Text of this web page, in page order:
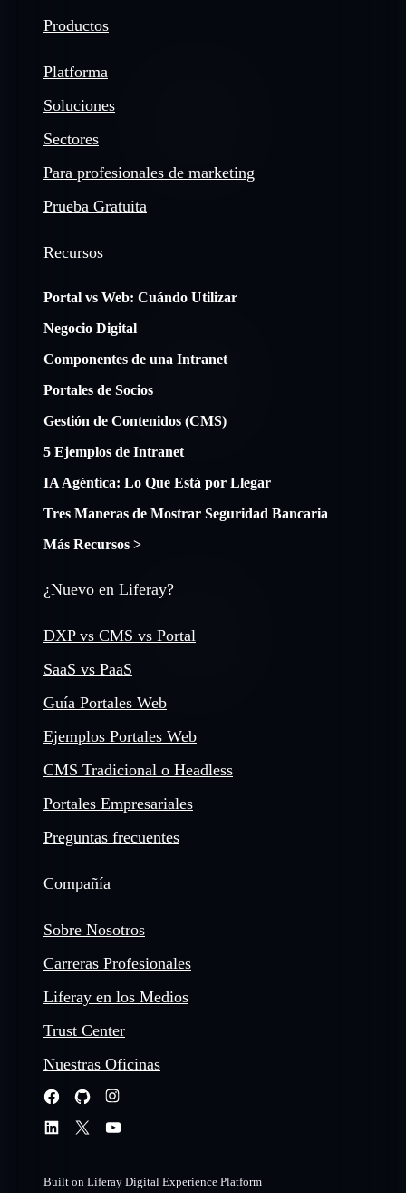
Productos
Platforma
Soluciones
Sectores
Para profesionales de marketing
Prueba Gratuita
Recursos
Portal vs Web: Cuándo Utilizar
Negocio Digital
Componentes de una Intranet
Portales de Socios
Gestión de Contenidos (CMS)
5 Ejemplos de Intranet
IA Agéntica: Lo Que Está por Llegar
Tres Maneras de Mostrar Seguridad Bancaria
Más Recursos >
¿Nuevo en Liferay?
DXP vs CMS vs Portal
SaaS vs PaaS
Guía Portales Web
Ejemplos Portales Web
CMS Tradicional o Headless
Portales Empresariales
Preguntas frecuentes
Compañía
Sobre Nosotros
Carreras Profesionales
Liferay en los Medios
Trust Center
Nuestras Oficinas
Built on Liferay Digital Experience Platform